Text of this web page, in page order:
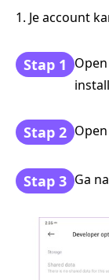
1. Je account
Stap 1
Stap 2
Stap 3 Ga